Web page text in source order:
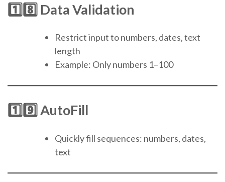
1️⃣8️⃣ Data Validation
Restrict input to numbers, dates, text
length
Example: Only numbers 1–100
1️⃣9️⃣ AutoFill
Quickly fill sequences: numbers, dates,
text